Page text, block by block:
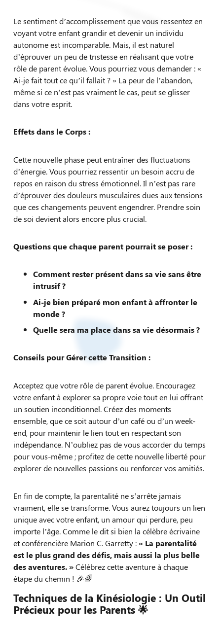
Kinésiologue
Le sentiment d’accomplissement que vous ressentez en
voyant votre enfant grandir et devenir un individu
autonome est incomparable. Mais, il est naturel
d’éprouver un peu de tristesse en réalisant que votre
rôle de parent évolue. Vous pourriez vous demander : «
Ai-je fait tout ce qu’il fallait ? » La peur de l’abandon,
même si ce n’est pas vraiment le cas, peut se glisser
dans votre esprit.
Effets dans le Corps :
Cette nouvelle phase peut entraîner des fluctuations
d’énergie. Vous pourriez ressentir un besoin accru de
repos en raison du stress émotionnel. Il n’est pas rare
d’éprouver des douleurs musculaires dues aux tensions
que ces changements peuvent engendrer. Prendre soin
de soi devient alors encore plus crucial.
Questions que chaque parent pourrait se poser :
Comment rester présent dans sa vie sans être
intrusif ?
Ai-je bien préparé mon enfant à affronter le
monde ?
Quelle sera ma place dans sa vie désormais ?
Conseils pour Gérer cette Transition :
Acceptez que votre rôle de parent évolue. Encouragez
votre enfant à explorer sa propre voie tout en lui offrant
un soutien inconditionnel. Créez des moments
ensemble, que ce soit autour d’un café ou d’un week-
end, pour maintenir le lien tout en respectant son
indépendance. N’oubliez pas de vous accorder du temps
pour vous-même ; profitez de cette nouvelle liberté pour
explorer de nouvelles passions ou renforcer vos amitiés.
En fin de compte, la parentalité ne s’arrête jamais
vraiment, elle se transforme. Vous aurez toujours un lien
unique avec votre enfant, un amour qui perdure, peu
importe l’âge. Comme le dit si bien la célèbre écrivaine
et conférencière Marion C. Garretty :« La parentalité
est le plus grand des défis, mais aussi la plus belle
des aventures. »Célébrez cette aventure à chaque
étape du chemin ! 🎉🌈
Techniques de la Kinésiologie : Un Outil
Précieux pour les Parents 🌟